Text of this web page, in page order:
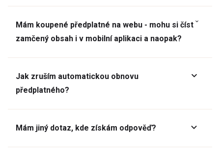
Mám koupené předplatné na webu - mohu si číst
zamčený obsah i v mobilní aplikaci a naopak?
Jak zruším automatickou obnovu
předplatného?
Mám jiný dotaz, kde získám odpověď?